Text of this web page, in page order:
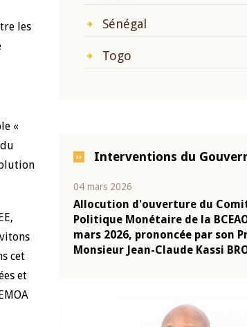
les
«
cet
et
Sénégal
Togo
Interventions du
du 10
Président
04 mars 2026
Allocution d'ouverture du
Politique Monétaire de la
mars 2026, prononcée par son
Monsieur Jean-Claude Kassi